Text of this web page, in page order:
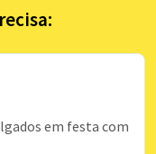
em festa com